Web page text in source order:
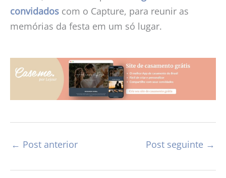
convidados com o Capture, para reunir as
memórias da festa em um só lugar.
← Post anterior Post seguinte →